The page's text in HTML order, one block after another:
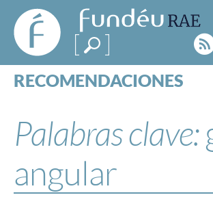
FundéuRAE
- Fundación
del Español
Urgente
RECOMENDACIONES
ESPECIALES
BLOG
NOTICIAS
Palabras clave:
angular